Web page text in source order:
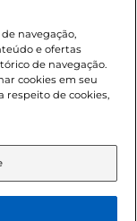
exclusivos para
podendo
a venda
anos, conforme
da Criança e do
para o
on-line é de
navegação,
e ofertas
de navegação.
cookies em seu
respeito de cookies,